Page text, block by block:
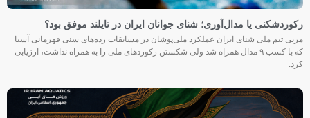
رکوردشکنی یا مدال‌آوری؛ شنای جوانان ایران در تایلند موفق بود؟
مربی تیم ملی شنای ایران عملکرد ملی‌پوشان در مسابقات رده‌های سنی قهرمانی آسیا
که با کسب ۹ مدال همراه شد ولی شکستن رکوردهای ملی را به همراه نداشت، ارزیابی
کرد.